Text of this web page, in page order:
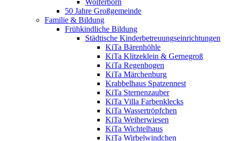
Wolferborn
50 Jahre Großgemeinde
Familie & Bildung
Frühkindliche Bildung
Städtische Kinderbetreuungseinrichtungen
KiTa Bärenhöhle
KiTa Klitzeklein & Gernegroß
KiTa Regenbogen
KiTa Märchenburg
Krabbelhaus Spatzennest
KiTa Sternenzauber
KiTa Villa Farbenklecks
KiTa Wassertröpfchen
KiTa Weiherwiesen
KiTa Wichtelhaus
KiTa Wirbelwindchen